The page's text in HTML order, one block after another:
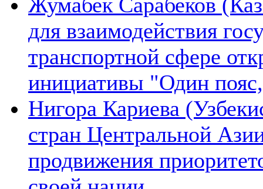
для взаимодействия
транспортной сфере
инициативы "Один
Нигора Кариева
стран Центральной
продвижения